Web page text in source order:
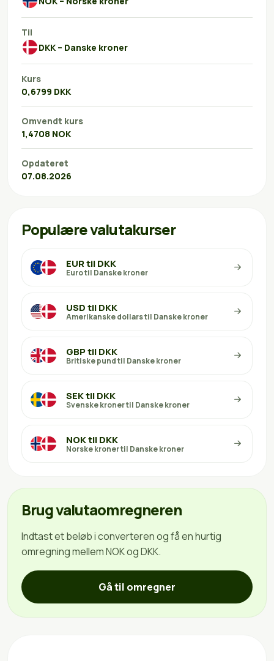
Til
DKK – Danske kroner
Kurs
0,6799 DKK
Omvendt kurs
1,4708 NOK
Opdateret
07.08.2026
Populære valutakurser
EUR til DKK
Euro til Danske kroner
USD til DKK
Amerikanske dollars til Danske kroner
GBP til DKK
Britiske pund til Danske kroner
SEK til DKK
Svenske kroner til Danske kroner
NOK til DKK
Norske kroner til Danske kroner
Brug valutaomregneren
Indtast et beløb i converteren og få en hurtig
omregning mellem NOK og DKK.
Gå til omregner